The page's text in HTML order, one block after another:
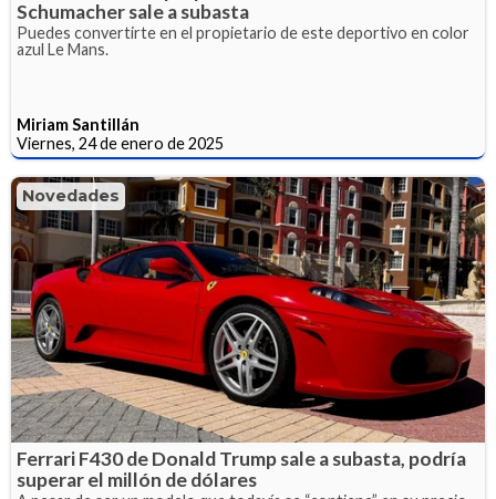
Schumacher sale a subasta
Puedes convertirte en el propietario de este deportivo en color
azul Le Mans.
Miriam Santillán
Viernes, 24 de enero de 2025
Novedades
Ferrari F430 de Donald Trump sale a subasta, podría
superar el millón de dólares